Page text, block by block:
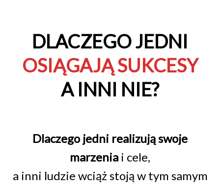
DLACZEGO JEDNI
OSIĄGAJĄ SUKCESY
A INNI NIE?
Dlaczego jedni realizują swoje
marzenia i cele,
a inni ludzie wciąż stoją w tym samym